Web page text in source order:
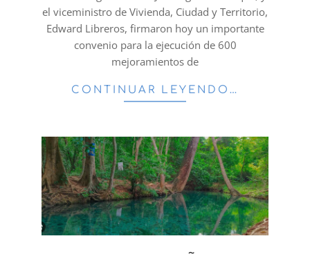
el viceministro de Vivienda, Ciudad y Territorio,
Edward Libreros, firmaron hoy un importante
convenio para la ejecución de 600
mejoramientos de
CONTINUAR LEYENDO…